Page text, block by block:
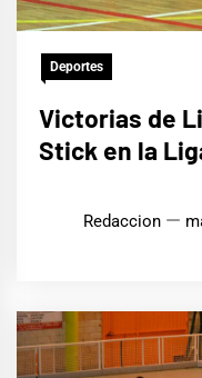
Deportes
Victorias de
Stick en la
Redaccion